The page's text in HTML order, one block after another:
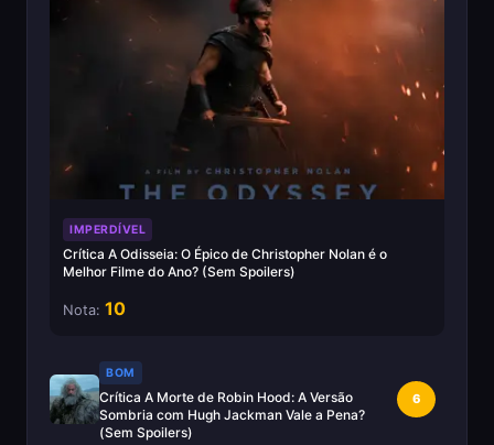
IMPERDÍVEL
Crítica A Odisseia: O Épico de Christopher Nolan é o
Melhor Filme do Ano? (Sem Spoilers)
Nota: 10
BOM
Crítica A Morte de Robin Hood: A Versão
Sombria com Hugh Jackman Vale a Pena?
(Sem Spoilers)
6